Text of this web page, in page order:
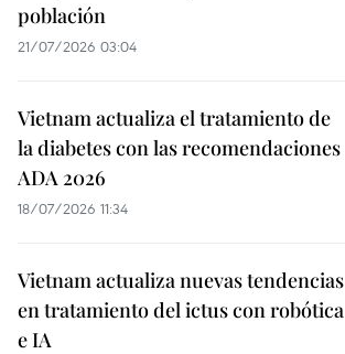
población
21/07/2026 03:04
Vietnam actualiza el tratamiento de
la diabetes con las recomendaciones
ADA 2026
18/07/2026 11:34
Vietnam actualiza nuevas tendencias
en tratamiento del ictus con robótica
e IA